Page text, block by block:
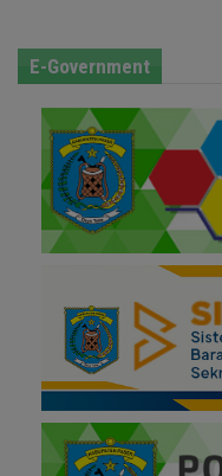
E-Government